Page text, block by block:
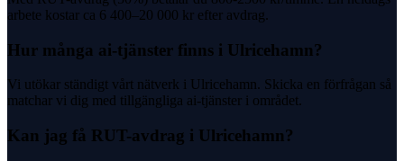
arbete kostar ca 6 400–20 000 kr efter avdrag.
Hur många ai-tjänster finns i Ulricehamn?
Vi utökar ständigt vårt nätverk i Ulricehamn. Skicka en förfrågan så
matchar vi dig med tillgängliga ai-tjänster i området.
Kan jag få RUT-avdrag i Ulricehamn?